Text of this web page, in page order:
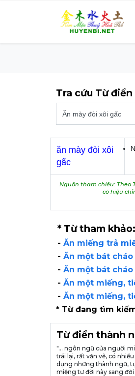
Tra cứu Từ
ăn mày đòi xôi
gấc
Nguồn tham chiếu: Theo
có hiệu
* Từ tham khảo:
- Ăn miếng trả
- Ăn một bát
- Ăn một bát
- Ăn một miếng,
- Ăn một miếng,
* Từ đang tìm
Từ điển thành
"... ngôn ngữ của người
trái lại, rất văn vẻ, có
dụng những thành ngữ,
miệng tư đời này sang đời